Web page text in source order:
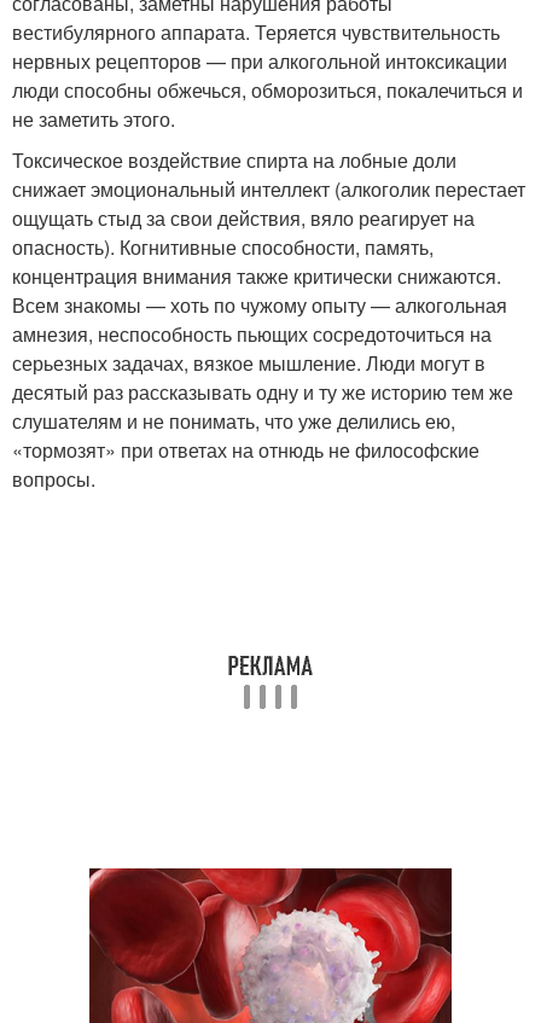
вестибулярного аппарата. Теряется чувствительность
нервных рецепторов — при алкогольной интоксикации
люди способны обжечься, обморозиться, покалечиться и
не заметить этого.
Токсическое воздействие спирта на лобные доли
снижает эмоциональный интеллект (алкоголик перестает
ощущать стыд за свои действия, вяло реагирует на
опасность). Когнитивные способности, память,
концентрация внимания также критически снижаются.
Всем знакомы — хоть по чужому опыту — алкогольная
амнезия, неспособность пьющих сосредоточиться на
серьезных задачах, вязкое мышление. Люди могут в
десятый раз рассказывать одну и ту же историю тем же
слушателям и не понимать, что уже делились ею,
«тормозят» при ответах на отнюдь не философские
вопросы.